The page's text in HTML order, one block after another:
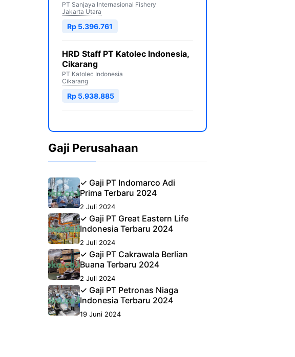
PT Sanjaya Internasional Fishery
Jakarta Utara
Rp 5.396.761
HRD Staff PT Katolec Indonesia,
Cikarang
PT Katolec Indonesia
Cikarang
Rp 5.938.885
Gaji Perusahaan
✓ Gaji PT Indomarco Adi
Prima Terbaru 2024
2 Juli 2024
✓ Gaji PT Great Eastern Life
Indonesia Terbaru 2024
2 Juli 2024
✓ Gaji PT Cakrawala Berlian
Buana Terbaru 2024
2 Juli 2024
✓ Gaji PT Petronas Niaga
Indonesia Terbaru 2024
19 Juni 2024